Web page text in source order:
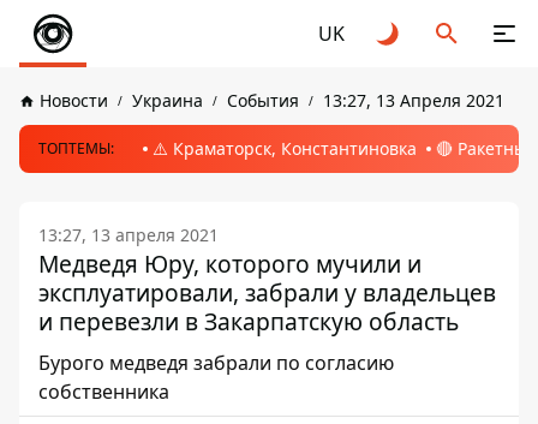
UK
Новости Украина События 13:27, 13 Апреля 2021
ТОПТЕМЫ: ⚠️ Краматорск, Константиновка 🔴
13:27, 13 апреля 2021
Медведя Юру, которого мучили и
эксплуатировали, забрали у владельцев
и перевезли в Закарпатскую область
Бурого медведя забрали по согласию
собственника